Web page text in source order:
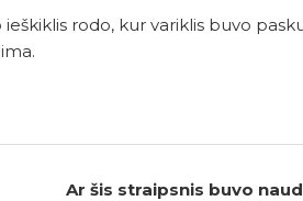
rodo, kur variklis buvo
Ar šis straipsnis buvo